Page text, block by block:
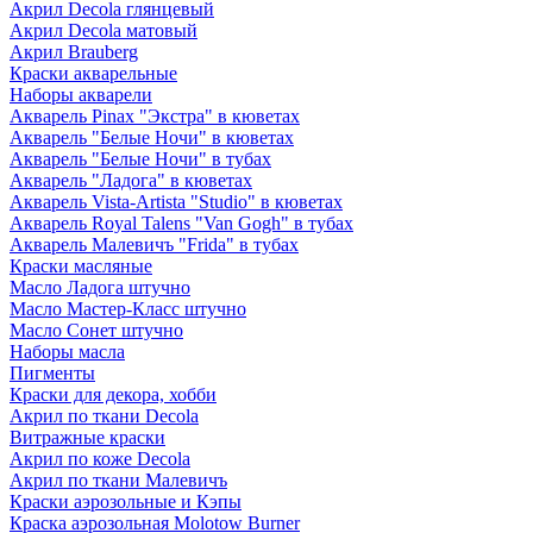
Акрил Decola глянцевый
Акрил Decola матовый
Акрил Brauberg
Краски акварельные
Наборы акварели
Акварель Pinax "Экстра" в кюветах
Акварель "Белые Ночи" в кюветах
Акварель "Белые Ночи" в тубах
Акварель "Ладога" в кюветах
Акварель Vista-Artista "Studio" в кюветах
Акварель Royal Talens "Van Gogh" в тубах
Акварель Малевичъ "Frida" в тубах
Краски масляные
Масло Ладога штучно
Масло Мастер-Класс штучно
Масло Сонет штучно
Наборы масла
Пигменты
Краски для декора, хобби
Акрил по ткани Decola
Витражные краски
Акрил по коже Decola
Акрил по ткани Малевичъ
Краски аэрозольные и Кэпы
Краска аэрозольная Molotow Burner